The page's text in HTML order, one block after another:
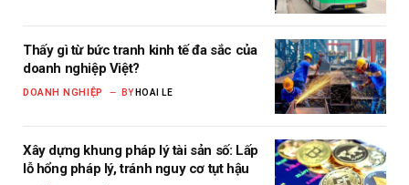
Thấy gì từ bức tranh kinh tế đa sắc của
doanh nghiệp Việt?
DOANH NGHIỆP BY HOAI LE
Xây dựng khung pháp lý tài sản số: Lấp
lỗ hổng pháp lý, tránh nguy cơ tụt hậu